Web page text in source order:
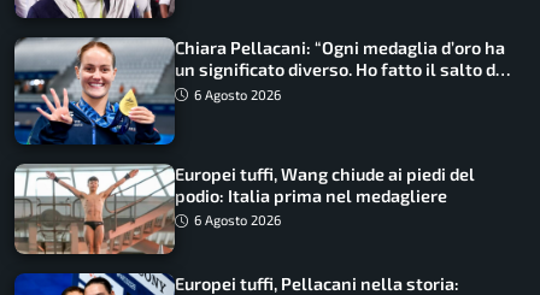
Chiara Pellacani: “Ogni medaglia d’oro ha
un significato diverso. Ho fatto il salto di
qualità”
6 Agosto 2026
Europei tuffi, Wang chiude ai piedi del
podio: Italia prima nel medagliere
6 Agosto 2026
Europei tuffi, Pellacani nella storia: